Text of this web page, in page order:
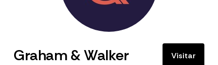
Graham & Walker Visitar